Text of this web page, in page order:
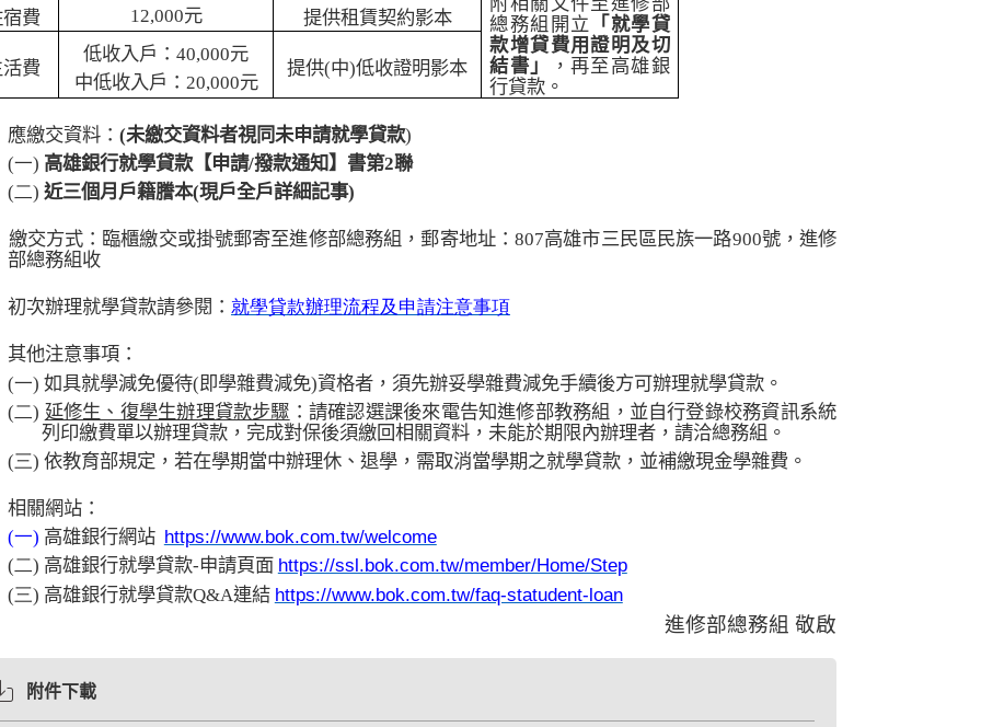
總務組開立 「就學貸
款增貸費用證明及切
結書」
，再至高雄銀
行貸款。
費 12,000元 提供租賃契約影本
活費
低收入戶： 40,000元
中低收入戶： 20,000元
提供(中)低收證明影本
應繳交資料： (未繳交資料者視同未申請就學貸款)
(一) 高雄銀行就學貸款【申請/撥款通知】書第2聯
(二) 近三個月戶籍謄本(現戶全戶詳細記事)
繳交方式：臨櫃繳交或掛號郵寄至進修部總務組，郵寄地址：807高雄市三民區民族一路900號，進修
部總務組收
初次辦理就學貸款請參閱： 就學貸款辦理流程及申請注意事項
其他注意事項：
(一) 如具就學減免優待( 即學雜費減免)資格者，須先辦妥學雜費減免手續後方可辦理就學貸款。
(二) 延修生、復學生辦理貸款步驟 ：請確認選課後來電告知進修部教務組，並自行登錄校務資訊系統
列印繳費單以辦理貸款，完成對保後須繳回相關資料，未能於期限內辦理者，請洽總務組。
(三) 依教育部規定，若在學期當中辦理休、退學，需取消當學期之就學貸款，並補繳現金學雜費。
相關網站：
(一) 高雄銀行網站 https://www.bok.com.tw/welcome
(二) 高雄銀行就學貸款-申請頁面 https://ssl.bok.com.tw/member/Home/Step
(三) 高雄銀行就學貸款Q&A連結 https://www.bok.com.tw/faq-statudent-loan
進修部總務組 敬啟
附件下載